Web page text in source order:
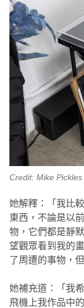
Credit: Mike Pickles
她解釋：「我比
東西，不論是以
物，它們都是靜
望觀眾看到我的
了周遭的事物，
她補充道：「我
飛機上我作品中的